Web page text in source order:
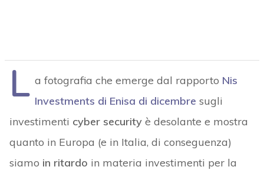
L a fotografia che emerge dal rapporto Nis
Investments di Enisa di dicembre sugli
investimenti cyber securityè desolante e mostra
quanto in Europa (e in Italia, di conseguenza)
siamo in ritardo in materia investimenti per la